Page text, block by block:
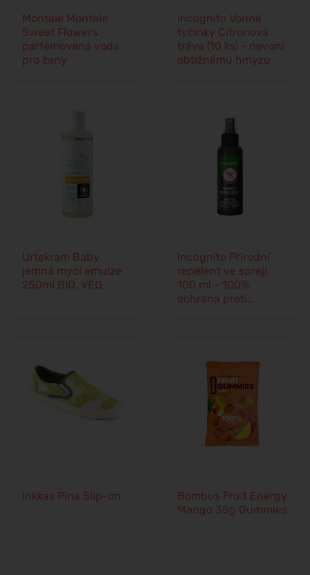
Montale Montale
Sweet Flowers
parfémovaná voda
pro ženy
Incognito Vonné
tyčinky Citronová
tráva (10 ks) - nevoní
obtížnému hmyzu
Urtekram Baby
jemná mycí emulze
250ml BIO, VEG
Incognito Přírodní
repelent ve spreji
100 ml - 100%
ochrana proti
Inkkas Pina Slip-on
Bombus Fruit Energy
Mango 35g Gummies